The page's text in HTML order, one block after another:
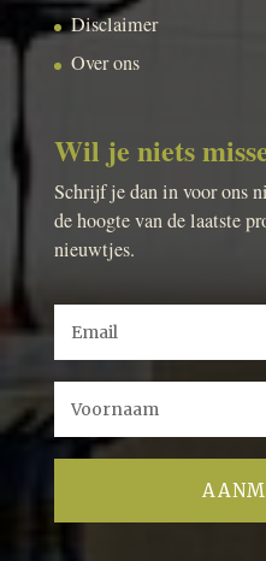
Disclaimer
Over ons
Wil je niets
Schrijf je dan in voor ons
de hoogte van de laatste
nieuwtjes.